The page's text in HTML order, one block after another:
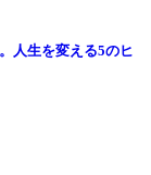
人生を変える5のヒ